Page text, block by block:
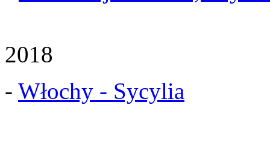
2018
- Włochy - Sycylia